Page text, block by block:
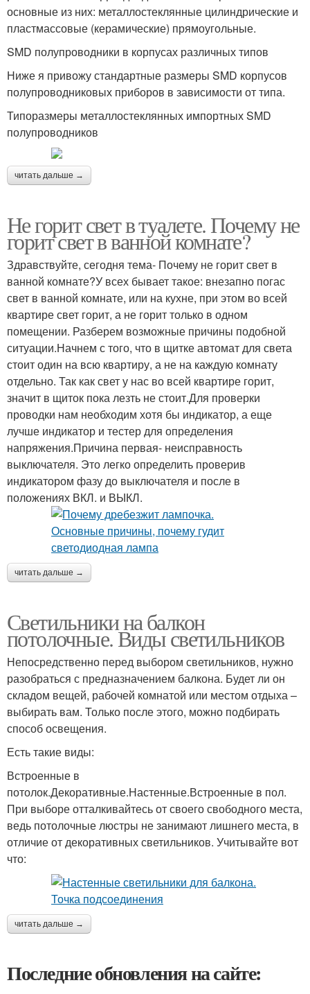
основные из них: металлостеклянные цилиндрические и
пластмассовые (керамические) прямоугольные.
SMD полупроводники в корпусах различных типов
Ниже я привожу стандартные размеры SMD корпусов
полупроводниковых приборов в зависимости от типа.
Типоразмеры металлостеклянных импортных SMD
полупроводников
читать дальше →
Не горит свет в туалете. Почему не
горит свет в ванной комнате?
Здравствуйте, сегодня тема- Почему не горит свет в
ванной комнате?У всех бывает такое: внезапно погас
свет в ванной комнате, или на кухне, при этом во всей
квартире свет горит, а не горит только в одном
помещении. Разберем возможные причины подобной
ситуации.Начнем с того, что в щитке автомат для света
стоит один на всю квартиру, а не на каждую комнату
отдельно. Так как свет у нас во всей квартире горит,
значит в щиток пока лезть не стоит.Для проверки
проводки нам необходим хотя бы индикатор, а еще
лучше индикатор и тестер для определения
напряжения.Причина первая- неисправность
выключателя. Это легко определить проверив
индикатором фазу до выключателя и после в
положениях ВКЛ. и ВЫКЛ.
читать дальше →
Светильники на балкон
потолочные. Виды светильников
Непосредственно перед выбором светильников, нужно
разобраться с предназначением балкона. Будет ли он
складом вещей, рабочей комнатой или местом отдыха –
выбирать вам. Только после этого, можно подбирать
способ освещения.
Есть такие виды:
Встроенные в
потолок.Декоративные.Настенные.Встроенные в пол.
При выборе отталкивайтесь от своего свободного места,
ведь потолочные люстры не занимают лишнего места, в
отличие от декоративных светильников. Учитывайте вот
что:
читать дальше →
Последние обновления на сайте: